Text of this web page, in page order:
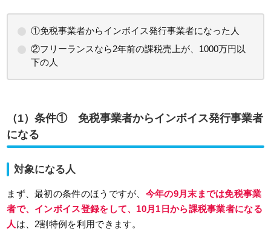
①免税事業者からインボイス発行事業者になった人
②フリーランスなら2年前の課税売上が、1000万円以
下の人
（1）条件① 免税事業者からインボイス発行事業者
になる
対象になる人
まず、最初の条件のほうですが、 今年の9月末までは免税事業
者で、インボイス登録をして、10月1日から課税事業者になる
人 は、2割特例を利用できます。